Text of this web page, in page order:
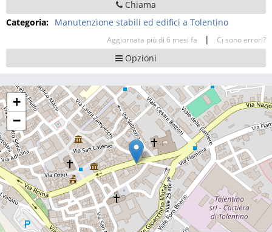
Chiama
Categoria: Manutenzione stabili ed edifici a Tolentino
Aggiornata più di 6 mesi fa | Ci sono errori?
Opzioni
+
−